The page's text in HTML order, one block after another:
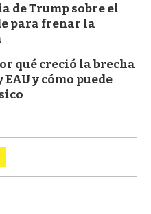
de Trump sobre el
para frenar la
qué creció la brecha
y cómo puede